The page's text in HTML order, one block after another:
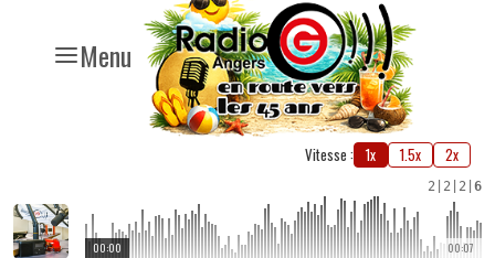
Menu
Vitesse : 1x 1.5x 2x
2 2 2 6
00:07
00:00